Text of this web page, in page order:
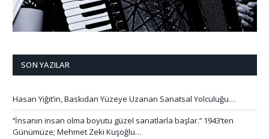
SON YAZILAR
Hasan Yiğit’in, Baskıdan Yüzeye Uzanan Sanatsal Yolculuğu…
‘’İnsanın insan olma boyutu güzel sanatlarla başlar.’’ 1943’ten
Günümüze; Mehmet Zeki Kuşoğlu…